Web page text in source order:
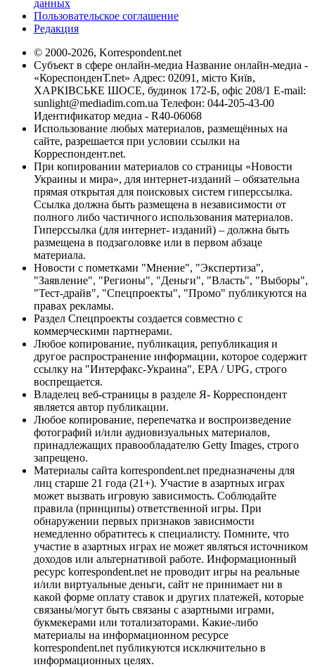
данных
Пользовательское соглашение
Редакция
© 2000-2026, Korrespondent.net
Субъект в сфере онлайн-медиа Название онлайн-медиа -
«КореспонденТ.net» Адрес: 02091, місто Київ,
ХАРКІВСЬКЕ ШОСЕ, будинок 172-Б, офіс 208/1 E-mail:
sunlight@mediadim.com.ua Телефон: 044-205-43-00
Идентификатор медиа - R40-06068
Использование любых материалов, размещённых на
сайте, разрешается при условии ссылки на
Корреспондент.net.
При копировании материалов со страницы «Новости
Украины и мира», для интернет-изданий – обязательна
прямая открытая для поисковых систем гиперссылка.
Ссылка должна быть размещена в независимости от
полного либо частичного использования материалов.
Гиперссылка (для интернет- изданий) – должна быть
размещена в подзаголовке или в первом абзаце
материала.
Новости с пометками "Мнение", "Экспертиза",
"Заявление", "Регионы", "Деньги", "Власть", "Выборы",
"Тест-драйв", "Спецпроекты", "Промо" публикуются на
правах рекламы.
Раздел Спецпроекты создается совместно с
коммерческими партнерами.
Любое копирование, публикация, републикация и
другое распространение информации, которое содержит
ссылку на "Интерфакс-Украина", EPA / UPG, строго
воспрещается.
Владелец веб-страницы в разделе Я- Корреспондент
является автор публикации.
Любое копирование, перепечатка и воспроизведение
фотографий и/или аудиовизуальных материалов,
принадлежащих правообладателю Getty Images, строго
запрещено.
Материалы сайта korrespondent.net предназначены для
лиц старше 21 года (21+). Участие в азартных играх
может вызвать игровую зависимость. Соблюдайте
правила (принципы) ответственной игры. При
обнаружении первых признаков зависимости
немедленно обратитесь к специалисту. Помните, что
участие в азартных играх не может являться источником
доходов или альтернативой работе. Информационный
ресурс korrespondent.net не проводит игры на реальные
и/или виртуальные деньги, сайт не принимает ни в
какой форме оплату ставок и других платежей, которые
связаны/могут быть связаны с азартными играми,
букмекерами или тотализаторами. Какие-либо
материалы на информационном ресурсе
korrespondent.net публикуются исключительно в
информационных целях.